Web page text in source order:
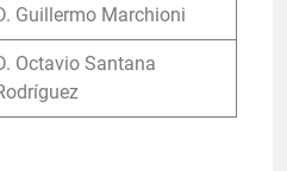
Guillermo Marchioni
Octavio Santana